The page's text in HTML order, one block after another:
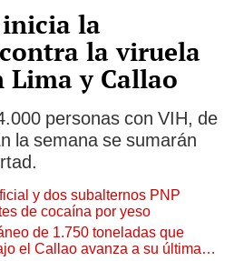
la
la viruela
Lima y Callao
personas con VIH, de
la semana se sumarán
y dos subalternos PNP
de cocaína por yeso
de 1.750 toneladas que
el Callao avanza a su última